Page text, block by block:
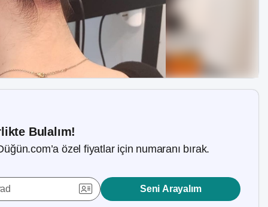
Bulalım!
özel fiyatlar için numaranı bırak.
Seni Arayalım